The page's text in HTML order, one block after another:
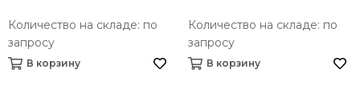
Количество на складе: по
запросу
В корзину
Количество на складе: по
запросу
В корзину